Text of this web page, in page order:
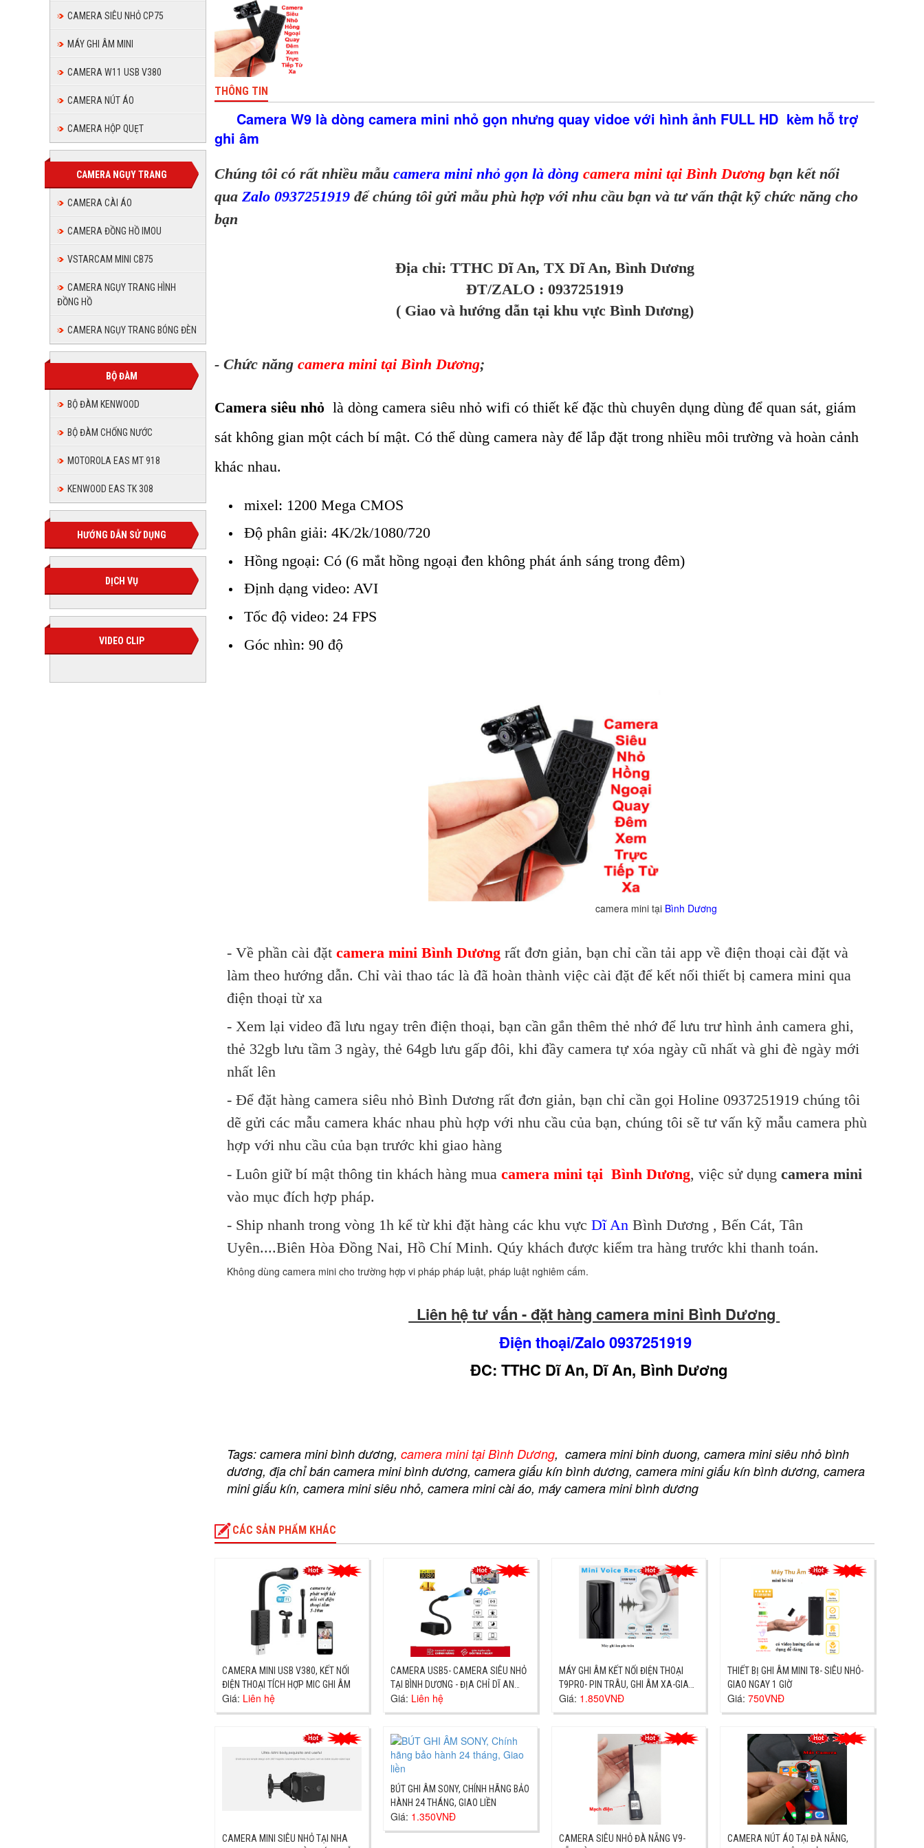
CAMERA SIÊU NHỎ CP75
MÁY GHI ÂM MINI
CAMERA W11 USB V380
CAMERA NÚT ÁO
CAMERA HỘP QUẸT
CAMERA NGỤY TRANG
CAMERA CÀI ÁO
CAMERA ĐỒNG HỒ IMOU
VSTARCAM MINI CB75
CAMERA NGỤY TRANG HÌNH
ĐỒNG HỒ
CAMERA NGỤY TRANG BÓNG ĐÈN
BỘ ĐÀM
BỘ ĐÀM KENWOOD
BỘ ĐÀM CHỐNG NƯỚC
MOTOROLA EAS MT 918
KENWOOD EAS TK 308
HƯỚNG DẪN SỬ DỤNG
DỊCH VỤ
VIDEO CLIP
Giao
tận
nơi
nơi
THÔNG TIN
Camera W9 là dòng camera mini nhỏ gọn nhưng quay vidoe với hình ảnh FULL HD kèm hỗ trợ
ghi âm
Chúng tôi có rất nhiều mẫu camera mini nhỏ gọn là dòng camera mini tại Bình Dương bạn kết nối
qua Zalo 0937251919 để chúng tôi gửi mẫu phù hợp với nhu cầu bạn và tư vấn thật kỹ chức năng cho
bạn
Địa chỉ: TTHC Dĩ An, TX Dĩ An, Bình Dương
ĐT/ZALO : 0937251919
( Giao và hướng dẫn tại khu vực Bình Dương)
- Chức năng camera mini tại Bình Dương;
Camera siêu nhỏ là dòng camera siêu nhỏ wifi có thiết kế đặc thù chuyên dụng dùng để quan sát, giám
sát không gian một cách bí mật. Có thể dùng camera này để lắp đặt trong nhiều môi trường và hoàn cảnh
khác nhau.
mixel: 1200 Mega CMOS
Độ phân giải: 4K/2k/1080/720
Hồng ngoại: Có (6 mắt hồng ngoại đen không phát ánh sáng trong đêm)
Định dạng video: AVI
Tốc độ video: 24 FPS
Góc nhìn: 90 độ
camera mini tại Bình Dương
- Về phần cài đặtcamera mini Bình Dương rất đơn giản, bạn chỉ cần tải app về điện thoại cài đặt và
làm theo hướng dẫn. Chỉ vài thao tác là đã hoàn thành việc cài đặt để kết nối thiết bị camera mini qua
điện thoại từ xa
- Xem lại video đã lưu ngay trên điện thoại, bạn cần gắn thêm thẻ nhớ để lưu trư hình ảnh camera ghi,
thẻ 32gb lưu tầm 3 ngày, thẻ 64gb lưu gấp đôi, khi đầy camera tự xóa ngày cũ nhất và ghi đè ngày mới
nhất lên
- Để đặt hàng camera siêu nhỏ Bình Dương rất đơn giản, bạn chỉ cần gọi Holine 0937251919 chúng tôi
dẽ gửi các mẫu camera khác nhau phù hợp với nhu cầu của bạn, chúng tôi sẽ tư vấn kỹ mẫu camera phù
hợp với nhu cầu của bạn trước khi giao hàng
- Luôn giữ bí mật thông tin khách hàng muacamera mini tại Bình Dương, việc sử dụngcamera mini
vào mục đích hợp pháp.
- Ship nhanh trong vòng 1h kể từ khi đặt hàng các khu vựcDĩ An Bình Dương , Bến Cát, Tân
Uyên....Biên Hòa Đồng Nai, Hồ Chí Minh. Qúy khách được kiểm tra hàng trước khi thanh toán.
Không dùng camera mini cho trường hợp vi pháp pháp luật, pháp luật nghiêm cấm.
Liên hệ tư vấn - đặt hàng camera mini Bình Dương
Điện thoại/Zalo 0937251919
ĐC: TTHC Dĩ An, Dĩ An, Bình Dương
Tags: camera mini bình dương, camera mini tại Bình Dương, camera mini binh duong, camera mini siêu nhỏ bình
dương, địa chỉ bán camera mini bình dương, camera giấu kín bình dương, camera mini giấu kín bình dương, camera
mini giấu kín, camera mini siêu nhỏ, camera mini cài áo, máy camera mini bình dương
CÁC SẢN PHẨM KHÁC
CAMERA MINI USB V380, KẾT NỐI
ĐIỆN THOẠI TÍCH HỢP MIC GHI ÂM
Giá: Liên hệ
CAMERA USB5- CAMERA SIÊU NHỎ
TẠI BÌNH DƯƠNG - ĐỊA CHỈ DĨ AN
GIAO NGAY
Giá: Liên hệ
MÁY GHI ÂM KẾT NỐI ĐIỆN THOẠI
T9PR0- PIN TRÂU, GHI ÂM XA-GIAO
NHANH
Giá: 1.850VNĐ
THIẾT BỊ GHI ÂM MINI T8- SIÊU NHỎ-
GIAO NGAY 1 GIỜ
Giá: 750VNĐ
CAMERA MINI SIÊU NHỎ TẠI NHA
BÚT GHI ÂM SONY, CHÍNH HÃNG BẢO
HÀNH 24 THÁNG, GIAO LIỀN
Giá: 1.350VNĐ
CAMERA SIÊU NHỎ ĐÀ NẴNG V9-
CAMERA NÚT ÁO TẠI ĐÀ NẴNG,